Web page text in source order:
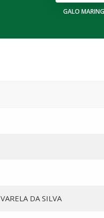
GALO
DA SILVA